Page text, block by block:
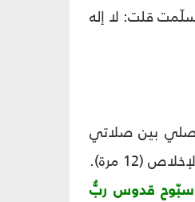
فإذا سلّمت قلت: لا إله
بين صلاتي
المغرب والعشاء اثنتي عشرة ركعة، تفصل بين كل ركعتين بتسليمة، تقرأ في كل ركعة: الحمد والقدر (ثلاثاً) والإخلاص (12 مرة).
سبّوح قدوس ربُّ